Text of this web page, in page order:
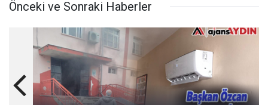
Önceki ve Sonraki Haberler